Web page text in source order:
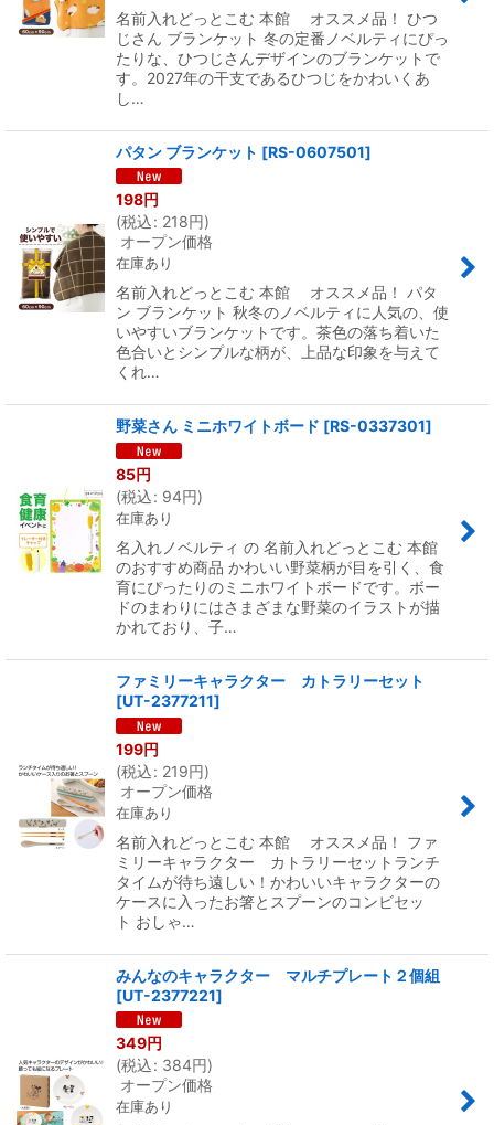
名前入れどっとこむ 本館 オススメ品！ ひつ
じさん ブランケット 冬の定番ノベルティにぴっ
たりな、ひつじさんデザインのブランケットで
す。2027年の干支であるひつじをかわいくあ
し…
パタン ブランケット [RS-0607501]
198円
(税込: 218円)
オープン価格
在庫あり
名前入れどっとこむ 本館 オススメ品！ パタ
ン ブランケット 秋冬のノベルティに人気の、使
いやすいブランケットです。茶色の落ち着いた
色合いとシンプルな柄が、上品な印象を与えて
くれ…
野菜さん ミニホワイトボード [RS-0337301]
85円
(税込: 94円)
在庫あり
名入れノベルティ の 名前入れどっとこむ 本館
のおすすめ商品 かわいい野菜柄が目を引く、食
育にぴったりのミニホワイトボードです。ボー
ドのまわりにはさまざまな野菜のイラストが描
かれており、子…
ファミリーキャラクター カトラリーセット
[UT-2377211]
199円
(税込: 219円)
オープン価格
在庫あり
名前入れどっとこむ 本館 オススメ品！ ファ
ミリーキャラクター カトラリーセットランチ
タイムが待ち遠しい！かわいいキャラクターの
ケースに入ったお箸とスプーンのコンビセッ
ト おしゃ…
みんなのキャラクター マルチプレート２個組
[UT-2377221]
349円
(税込: 384円)
オープン価格
在庫あり